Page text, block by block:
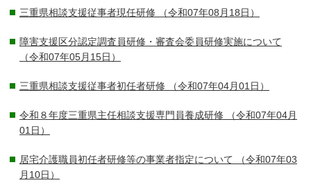
三重県相談支援従事者現任研修 （令和07年08月18日）
障害支援区分認定調査員研修・審査会委員研修実施について
（令和07年05月15日）
三重県相談支援従事者初任者研修 （令和07年04月01日）
令和８年度三重県主任相談支援専門員養成研修 （令和07年04月
01日）
居宅介護職員初任者研修等の事業者指定について （令和07年03
月10日）